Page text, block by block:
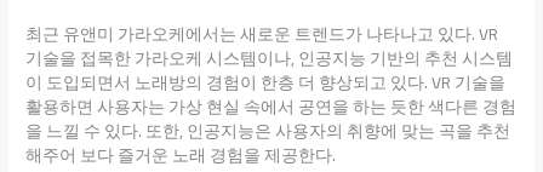
최근 유앤미 가라오케에서는 새로운 트렌드가 나타나고 있다. VR
기술을 접목한 가라오케 시스템이나, 인공지능 기반의 추천 시스템
이 도입되면서 노래방의 경험이 한층 더 향상되고 있다. VR 기술을
활용하면 사용자는 가상 현실 속에서 공연을 하는 듯한 색다른 경험
을 느낄 수 있다. 또한, 인공지능은 사용자의 취향에 맞는 곡을 추천
해주어 보다 즐거운 노래 경험을 제공한다.